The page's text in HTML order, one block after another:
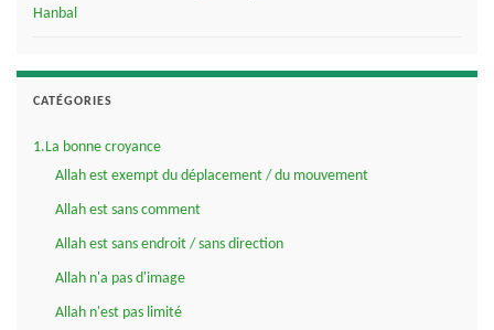
Hanbal
CATÉGORIES
1.La bonne croyance
Allah est exempt du déplacement / du mouvement
Allah est sans comment
Allah est sans endroit / sans direction
Allah n'a pas d'image
Allah n'est pas limité